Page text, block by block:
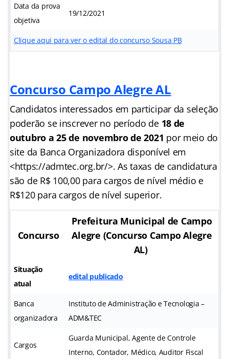
Data da prova
objetiva
19/12/2021
Clique aqui para ver o edital do concurso Sousa PB
Concurso Campo Alegre AL
Candidatos interessados em participar da seleção
poderão se inscrever no período de18 de
outubro a 25 de novembro de 2021 por meio do
site da Banca Organizadora disponível em
<https://admtec.org.br/>. As taxas de candidatura
são de R$ 100,00 para cargos de nível médio e
R$120 para cargos de nível superior.
Concurso
Prefeitura Municipal de Campo
Alegre (Concurso Campo Alegre
AL)
Situação
atual
edital publicado
Banca
organizadora
Instituto de Administração e Tecnologia –
ADM&TEC
Cargos
Guarda Municipal, Agente de Controle
Interno, Contador, Médico, Auditor Fiscal